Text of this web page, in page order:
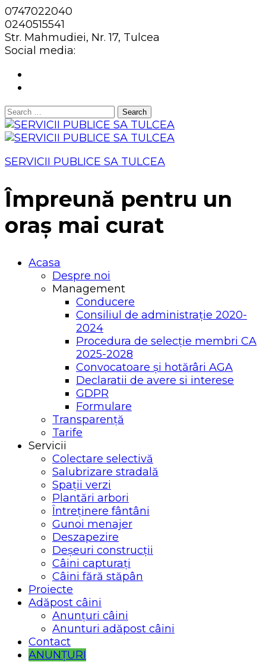
0747022040
0240515541
Str. Mahmudiei, Nr. 17, Tulcea
Social media:
Search
for:
SERVICII PUBLICE SA TULCEA
Împreună pentru un
oraș mai curat
Acasa
Despre noi
Management
Conducere
Consiliul de administrație 2020-
2024
Procedura de selecție membri CA
2025-2028
Convocatoare și hotărâri AGA
Declaratii de avere si interese
GDPR
Formulare
Transparență
Tarife
Servicii
Colectare selectivă
Salubrizare stradală
Spații verzi
Plantări arbori
Întreținere fântâni
Gunoi menajer
Deszapezire
Deșeuri construcții
Câini capturați
Câini fără stăpân
Proiecte
Adăpost câini
Anunțuri câini
Anunturi adăpost câini
Contact
ANUNȚURI